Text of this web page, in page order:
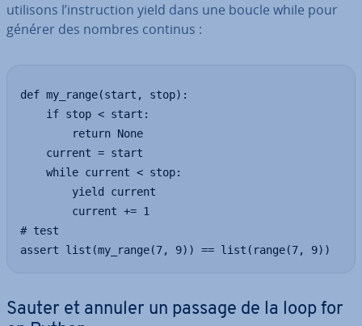
utilisons l’ins­truc­tion yield dans une boucle while pour
générer des nombres continus :
def my_range(start, stop):
    if stop < start:
        return None
    current = start
    while current < stop:
        yield current
        current += 1
# test
assert list(my_range(7, 9)) == list(range(7, 9))
Sauter et annuler un passage de la loop for